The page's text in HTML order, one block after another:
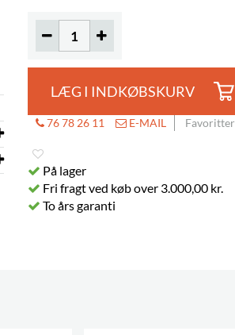
LÆG I INDKØBSKURV
76 78 26 11 E-MAIL Favoritter
På lager
Fri fragt ved køb over 3.000,00 kr.
To års garanti